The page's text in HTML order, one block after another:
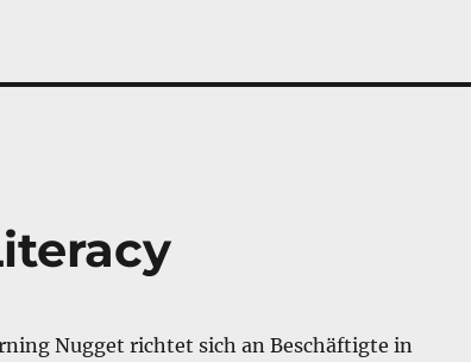
Nugget richtet sich an Beschäftigte in